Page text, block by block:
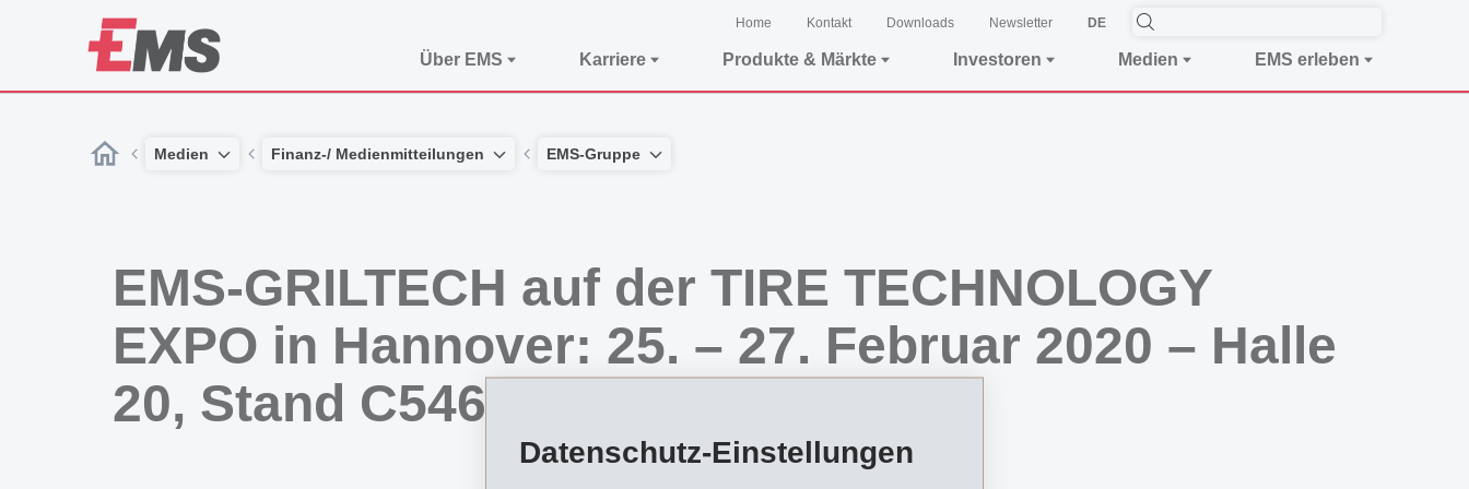
Datenschutz-Einstellungen
Home Kontakt Downloads Newsletter DE
Über EMS Karriere Produkte & Märkte Investoren Medien EMS erleben
Medien Finanz-/ Medienmitteilungen EMS-Gruppe
EMS-GRILTECH auf der TIRE TECHNOLOGY
EXPO in Hannover: 25. – 27. Februar 2020 – Halle
20, Stand C546